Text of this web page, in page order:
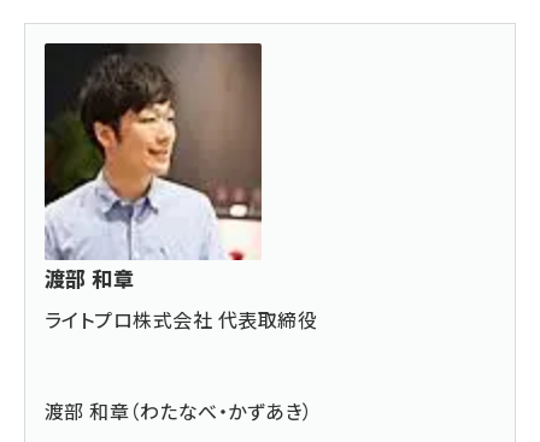
渡部 和章
ライトプロ株式会社 代表取締役
渡部 和章（わたなべ・かずあき）